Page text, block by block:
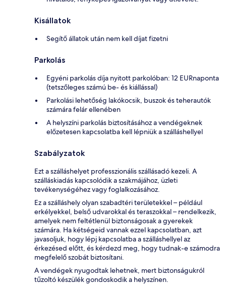
Kisállatok
Segítő állatok után nem kell díjat fizetni
Parkolás
Egyéni parkolás díja nyitott parkolóban: 12 EURnaponta
(tetszőleges számú be- és kiállással)
Parkolási lehetőség lakókocsik, buszok és teherautók
számára felár ellenében
A helyszíni parkolás biztosításához a vendégeknek
előzetesen kapcsolatba kell lépniük a szálláshellyel
Szabályzatok
Ezt a szálláshelyet professzionális szállásadó kezeli. A
szálláskiadás kapcsolódik a szakmájához, üzleti
tevékenységéhez vagy foglalkozásához.
Ez a szálláshely olyan szabadtéri területekkel – például
erkélyekkel, belső udvarokkal és teraszokkal – rendelkezik,
amelyek nem feltétlenül biztonságosak a gyerekek
számára. Ha kétségeid vannak ezzel kapcsolatban, azt
javasoljuk, hogy lépj kapcsolatba a szálláshellyel az
érkezésed előtt, és kérdezd meg, hogy tudnak-e számodra
megfelelő szobát biztosítani.
A vendégek nyugodtak lehetnek, mert biztonságukról
tűzoltó készülék gondoskodik a helyszínen.